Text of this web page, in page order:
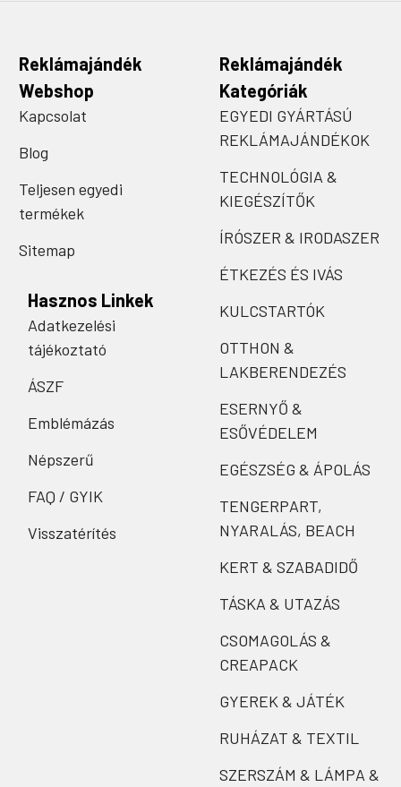
Reklámajándék
Webshop
Kapcsolat
Blog
Teljesen egyedi
termékek
Sitemap
Hasznos Linkek
Adatkezelési
tájékoztató
ÁSZF
Emblémázás
Népszerű
FAQ / GYIK
Visszatérítés
Reklámajándék
Kategóriák
EGYEDI GYÁRTÁSÚ
REKLÁMAJÁNDÉKOK
TECHNOLÓGIA &
KIEGÉSZÍTŐK
ÍRÓSZER & IRODASZER
ÉTKEZÉS ÉS IVÁS
KULCSTARTÓK
OTTHON &
LAKBERENDEZÉS
ESERNYŐ &
ESŐVÉDELEM
EGÉSZSÉG & ÁPOLÁS
TENGERPART,
NYARALÁS, BEACH
KERT & SZABADIDŐ
TÁSKA & UTAZÁS
CSOMAGOLÁS &
CREAPACK
GYEREK & JÁTÉK
RUHÁZAT & TEXTIL
SZERSZÁM & LÁMPA &